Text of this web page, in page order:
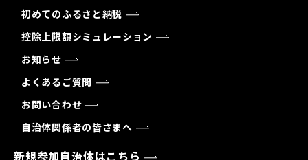
初めてのふるさと納税
控除上限額シミュレーション
お知らせ
よくあるご質問
お問い合わせ
自治体関係者の皆さまへ
新規参加自治体はこちら